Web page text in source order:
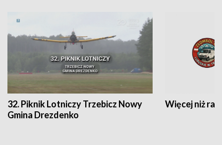
32. Piknik Lotniczy Trzebicz Nowy
Gmina Drezdenko
Więcej niż rajd